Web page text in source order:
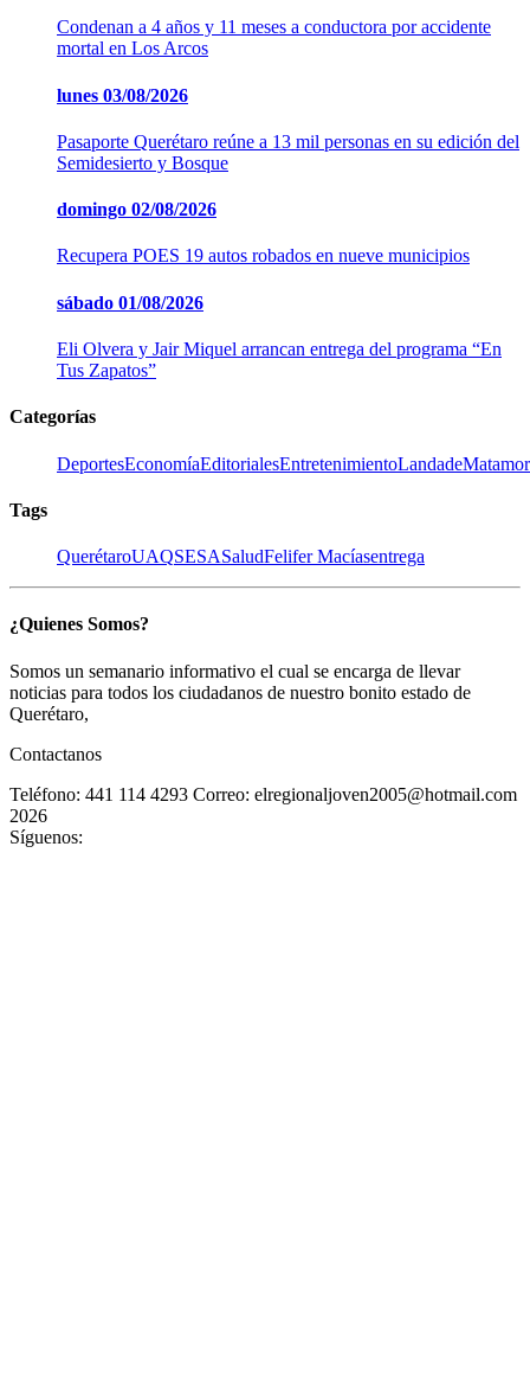
Condenan a 4 años y 11 meses a conductora por accidente
mortal en Los Arcos
lunes 03/08/2026
Pasaporte Querétaro reúne a 13 mil personas en su edición del
Semidesierto y Bosque
domingo 02/08/2026
Recupera POES 19 autos robados en nueve municipios
sábado 01/08/2026
Eli Olvera y Jair Miquel arrancan entrega del programa “En
Tus Zapatos”
Categorías
DeportesEconomíaEditorialesEntretenimiento
Tags
QuerétaroUAQSESASaludFelifer Macíasentrega
¿Quienes Somos?
Somos un semanario informativo el cual se encarga de llevar
noticias para todos los ciudadanos de nuestro bonito estado de
Querétaro,
Contactanos
Teléfono: 441 114 4293 Correo: elregionaljoven2005@hotmail.com
2026
Síguenos: